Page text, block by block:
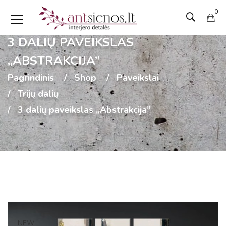
0
3 DALIŲ PAVEIKSLAS
„ABSTRAKCIJA”
Pagrindinis Shop
Paveikslai
Trijų dalių
3 dalių paveikslas „Abstrakcija”
NEW